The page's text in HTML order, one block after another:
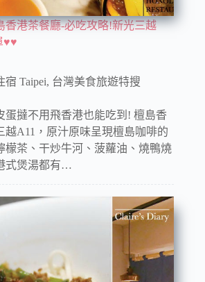
香港茶餐廳-必吃攻略!新光三越
♥♥
宿 Taipei, 台灣美食旅遊特搜
蛋撻不用飛香港也能吃到! 檀島香
越A11，原汁原味呈現檀島咖啡的
檬茶、干炒牛河、菠蘿油、燒鴨燒
式煲湯都有…